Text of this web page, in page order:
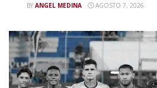
BY ANGEL MEDINA AGOSTO 7, 2026